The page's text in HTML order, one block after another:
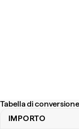
Tabella di
IMPORTO